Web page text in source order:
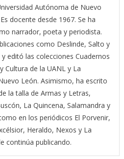
Autónoma de Nuevo
docente desde 1967. Se ha
narrador, poeta y periodista.
como Deslinde, Salto y
editó las colecciones Cuadernos
Cultura de la UANL y La
León. Asimismo, ha escrito
la talla de Armas y Letras,
La Quincena, Salamandra y
en los periódicos El Porvenir,
Heraldo, Nexos y La
continúa publicando.